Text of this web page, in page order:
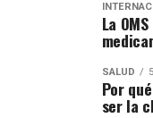
La
SALUD
Por
ser la